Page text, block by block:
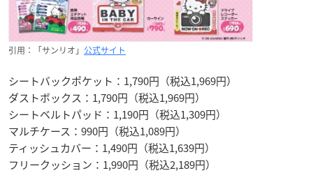
引用：「サンリオ」 公式サイト
シートバックポケット：1,790円（税込1,969円）
ダストボックス：1,790円（税込1,969円）
シートベルトパッド：1,190円（税込1,309円）
マルチケース：990円（税込1,089円）
ティッシュカバー：1,490円（税込1,639円）
フリークッション：1,990円（税込2,189円）